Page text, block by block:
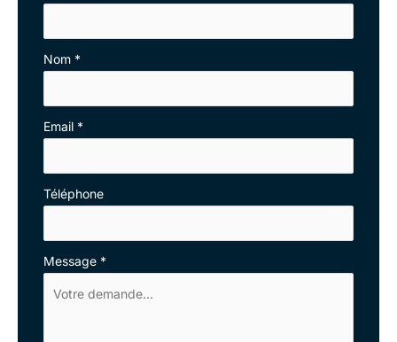
avec
téléphone
Nom *
Email *
Téléphone
Message *